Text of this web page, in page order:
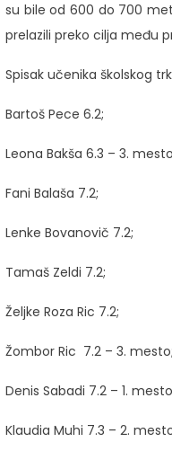
su bile od 600 do 700
prelazili preko cilja među
Spisak učenika školskog
Bartoš Pece 6.2;
Leona Bakša 6.3 – 3.
Fani Balaša 7.2;
Lenke Bovanovič 7.2;
Tamaš Zeldi 7.2;
Željke Roza Ric 7.2;
Žombor Ric 7.2 – 3. mesto;
Denis Sabadi 7.2 – 1.
Klaudia Muhi 7.3 – 2.